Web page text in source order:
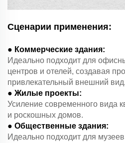
Сценарии применения:
● Коммерческие здания:
Идеально подходит для
центров и отелей, создавая
привлекательный внешний вид.
● Жилые проекты:
Усиление современного вида
и роскошных домов.
● Общественные здания:
Идеально подходит для